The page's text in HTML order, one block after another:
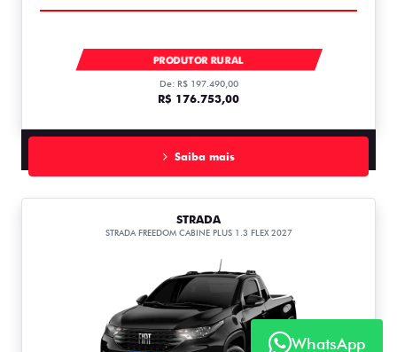
PRODUTOR RURAL
De: R$ 197.490,00
R$ 176.753,00
Saiba mais
STRADA
STRADA FREEDOM CABINE PLUS 1.3 FLEX 2027
WhatsApp